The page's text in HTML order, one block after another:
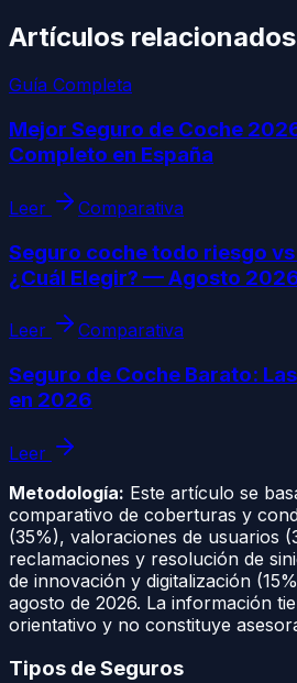
Artículos relacionados
Guía Completa
Mejor Seguro de Coche
Completo en España
Leer Comparativa
Seguro coche todo riesgo
¿Cuál Elegir? — Agosto
Leer Comparativa
Seguro de Coche Barato:
en 2026
Leer
Metodología: Este artículo se
comparativo de coberturas y
(35%), valoraciones de usuarios
reclamaciones y resolución de
de innovación y digitalización
agosto de 2026. La información
orientativo y no constituye
Tipos de Seguros